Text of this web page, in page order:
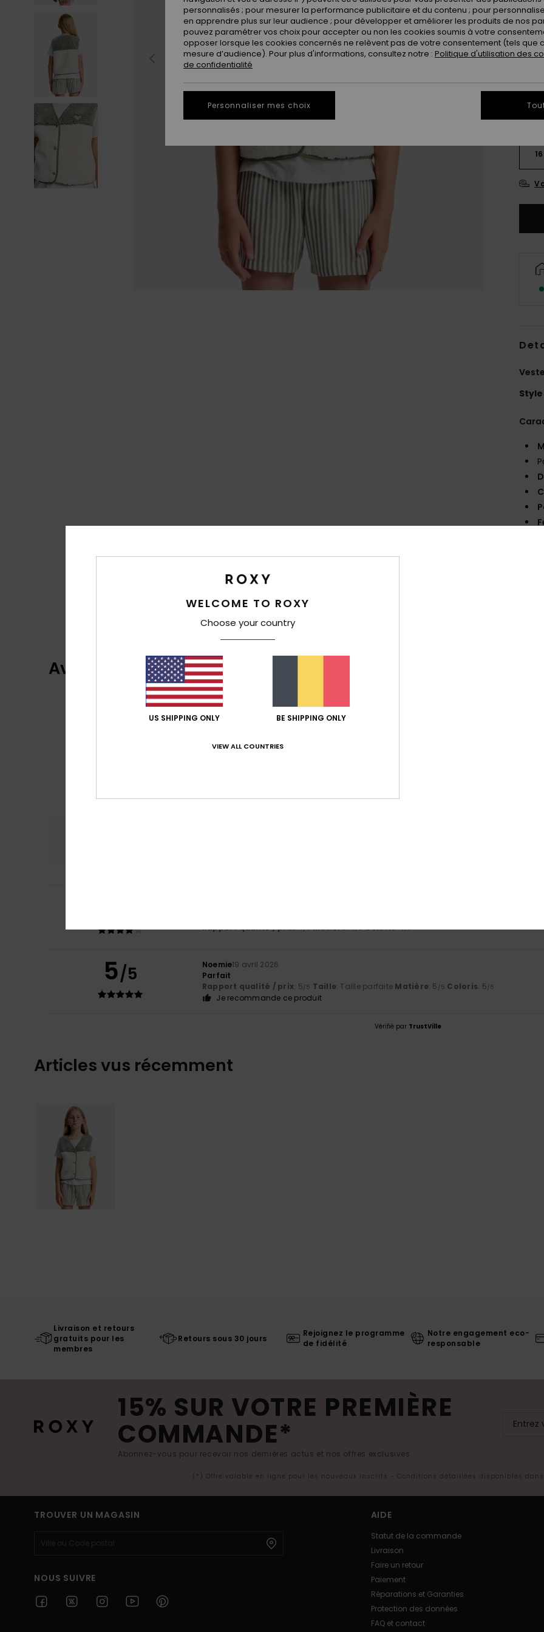
16
Style
Avis clients
50% de nos clients recommandent ce produit
Rapport qualité / prix: 4/5 Matière: 4/5 Coloris: 4/5
5/5 Noemie19 avril 2026
Parfait
Rapport qualité / prix: 5/5 Taille: Taille parfaite Matière: 5 /5 Coloris: 5/5
Je recommande ce produit
Vérifié par TrustVille
Articles vus récemment
Livraison et retours
gratuits pour les
membres
Retours sous 30 jours
Rejoignez le programme
de fidélité
Notre engagement eco-
responsable
15% SUR VOTRE PREMIÈRE
COMMANDE*
Abonnez-vous pour recevoir nos dernières actus et nos offres exclusives.
(*) Offre valable en ligne pour les nouveaux inscrits - Conditions détaillées disponibles
TROUVER UN MAGASIN
NOUS SUIVRE
AIDE
Statut de la commande
Livraison
Faire un retour
Paiement
Réparations et Garanties
Protection des données
FAQ et contact
WELCOME TO ROXY
Choose your country
US SHIPPING ONLY BE SHIPPING ONLY
VIEW ALL COUNTRIES
personnalisés ; pour mesurer la performance publicitaire et du contenu ; pour
en apprendre plus sur leur audience ; pour développer et améliorer les produits de nos
pouvez paramétrer vos choix pour accepter ou non les cookies soumis à votre
opposer lorsque les cookies concernés ne relèvent pas de votre consentement (tels que
mesure d’audience). Pour plus d'informations, consultez notre : Politique d'utilisation des
de confidentialité
Personnaliser mes choix